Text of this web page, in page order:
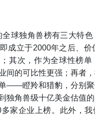
全球独角兽榜有三大特
成立于2000年之后、价
其次，作为全球性榜单
间的可比性更强；再者
——瞪羚和猎豹，分别
独角兽级十亿美金估值的
家企业上榜。此外，我